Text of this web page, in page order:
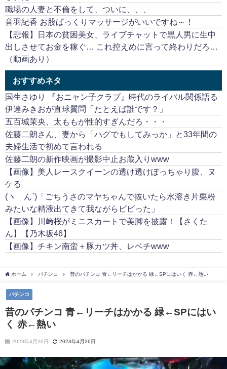
職場の人妻と不倫をして、ついに、、、
音羽紀香 お股ぱっくりマッサージがいいですね～！
【悲報】日本の貧困美女、ライブチャットで黒人男に生中
出しさせてお金を稼ぐ… これ控えめに言って終わりだろ…
（動画あり）
おすすめネタ
国生さゆり 『おニャン子クラブ』時代のライバル関係語る
伊達みきおが直球質問「たとえば誰です？」
五百城茉央、太ももが性的すぎんだろ・・・
佐藤二朗さん、妻から「ハグでもしてみっか」と33年間の
夫婦生活で初めて言われる
佐藤二朗の新作映画が撮影中止お蔵入りwww
【画像】美人レースクイーンの透け透けぽっちゃり腹、ヌ
ケる
(ヽ´ん`)「ごちうさのマヤちゃんで抜いたら水溶き片栗粉
みたいな精液出てきて我ながらビビった」
【画像】川﨑桜がミニスカートで美脚を披露！【さくた
ん】【乃木坂46】
【画像】チキン南蛮＋豚カツ丼、レベチwww
ホーム パチンコ 昔のパチンコ 青←リーチはかかる 緑←SPにはいく 赤←熱い
パチンコ
昔のパチンコ 青←リーチはかかる 緑←SPにはい
く 赤←熱い
2023年4月26日 2023年4月26日